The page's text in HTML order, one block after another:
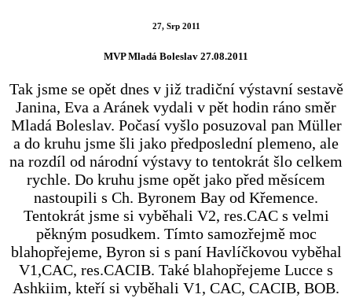
27, Srp 2011
MVP Mladá Boleslav 27.08.2011
Tak jsme se opět dnes v již tradiční výstavní sestavě
Janina, Eva a Aránek vydali v pět hodin ráno směr
Mladá Boleslav. Počasí vyšlo posuzoval pan Müller
a do kruhu jsme šli jako předposlední plemeno, ale
na rozdíl od národní výstavy to tentokrát šlo celkem
rychle. Do kruhu jsme opět jako před měsícem
nastoupili s Ch. Byronem Bay od Křemence.
Tentokrát jsme si vyběhali V2, res.CAC s velmi
pěkným posudkem. Tímto samozřejmě moc
blahopřejeme, Byron si s paní Havlíčkovou vyběhal
V1,CAC, res.CACIB. Také blahopřejeme Lucce s
Ashkiim, kteří si vyběhali V1, CAC, CACIB, BOB.